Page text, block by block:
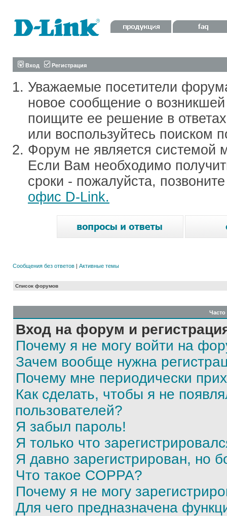
Вход Регистрация
Уважаемые посетители
новое сообщение о
поищите ее решение в
или воспользуйтесь поиском
Форум не является системой
Если Вам необходимо
сроки - пожалуйста,
офис D-Link.
Сообщения без ответов | Активные темы
Список форумов
Вход на форум и
Почему я не могу войти на
Зачем вообще нужна
Почему мне периодически
Как сделать, чтобы я не
пользователей?
Я забыл пароль!
Я только что
Я давно зарегистрирован, но
Что такое COPPA?
Почему я не могу
Для чего предназначена